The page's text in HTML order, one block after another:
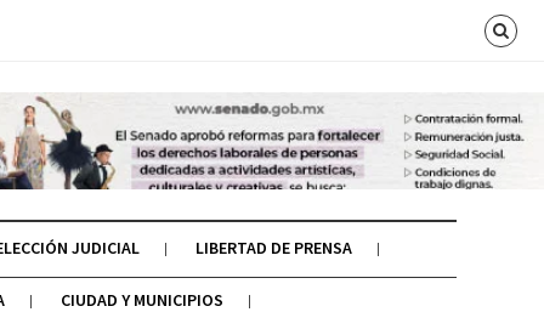
JUDICIAL LIBERTAD DE PRENSA
CIUDAD Y MUNICIPIOS